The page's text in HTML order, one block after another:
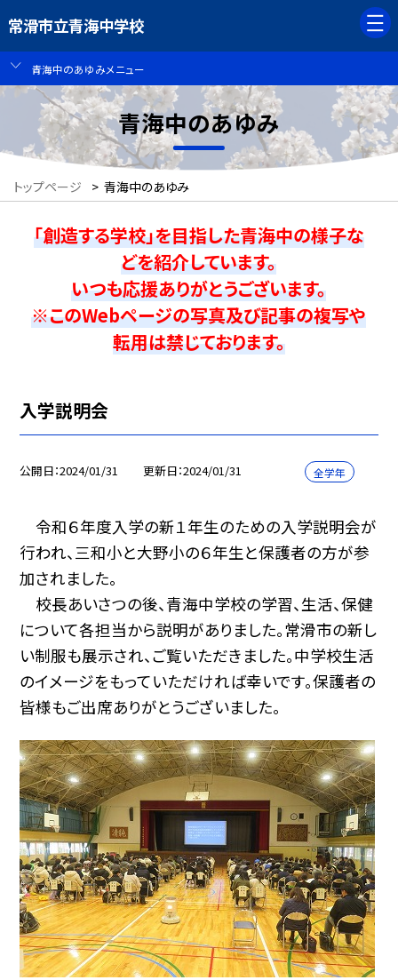
常滑市立青海中学校
青海中のあゆみメニュー
青海中のあゆみ
トップページ > 青海中のあゆみ
「創造する学校」を目指した青海中の様子な
どを紹介しています。
いつも応援ありがとうございます。
※このWebページの写真及び記事の複写や
転用は禁じております。
入学説明会
公開日 2024/01/31 更新日 2024/01/31 全学年
令和６年度入学の新１年生のための入学説明会が
行われ、三和小と大野小の６年生と保護者の方が参
加されました。
校長あいさつの後、青海中学校の学習、生活、保健
について各担当から説明がありました。常滑市の新し
い制服も展示され、ご覧いただきました。中学校生活
のイメージをもっていただければ幸いです。保護者の
皆様もご出席ありがとうございました。